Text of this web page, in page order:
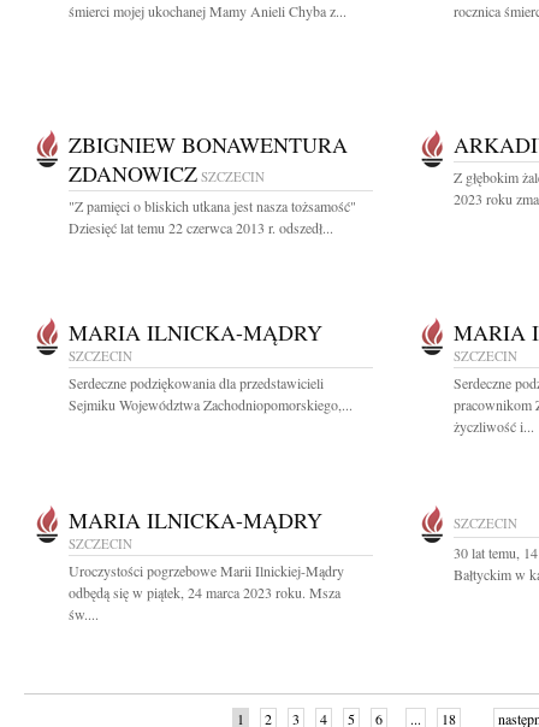
śmierci mojej ukochanej Mamy Anieli Chyba z...
rocznica
ZBIGNIEW BONAWENTURA
ZDANOWICZ SZCZECIN
"Z pamięci o bliskich utkana jest nasza tożsamość"
Dziesięć lat temu 22 czerwca 2013 r. odszedł...
Z głębokim
2023 roku
MARIA ILNICKA-MĄDRY
SZCZECIN
Serdeczne podziękowania dla przedstawicieli
Sejmiku Województwa Zachodniopomorskiego,...
MARIA
SZCZECIN
Serdeczne
pracownikom
życzliwość i...
MARIA ILNICKA-MĄDRY
SZCZECIN
Uroczystości pogrzebowe Marii Ilnickiej-Mądry
odbędą się w piątek, 24 marca 2023 roku. Msza
św....
SZCZECIN
30 lat temu,
Bałtyckim w
1 2 3 4 5 6 ... 18